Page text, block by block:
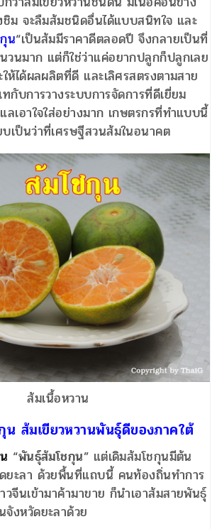
ชิม จะลืมส้มชนิดอื่นได้แบบสนิทใจ และ
น“เป็นส้มมีราคาดีตลอดปี จึงกลายเป็นที่
วนมาก แต่ก็ใช่ว่าแค่อยากปลูกก็ปลูกเลย
ให้ได้ผลผลิตที่ดี และเลิศรสตรงตามสาย
กับการวางระบบการจัดการที่ดีเยี่ยม
ลเอาใจใส่อย่างมาก เกษตรกรที่ทำแบบนี้
บเป็นว่าที่เศรษฐีสวนส้มในอนาคต
ส้มเนื้อหวาน
น ส้มเขียวหวานพันธุ์ดีของภาคใต้
“พันธุ์ส้มโชกุน” แต่เดิมส้มโชกุนมีต้น
ยะลา ด้วยพื้นที่แถบนี้ คนท้องถิ่นทำการ
จีนเข้ามาค้ามาขาย ก็นำเอาส้มสายพันธุ์
งหวัดยะลาด้วย